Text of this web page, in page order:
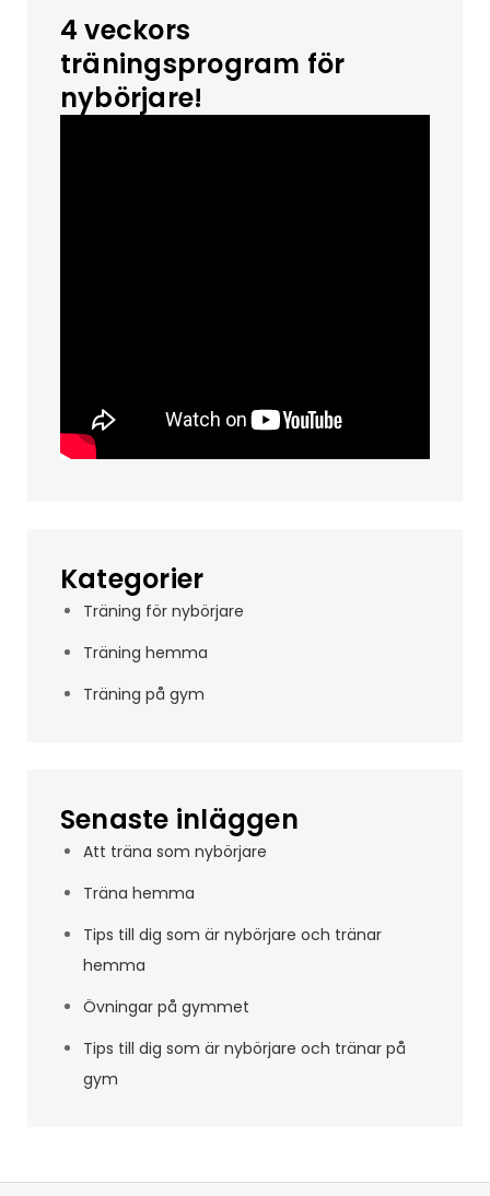
4 veckors
träningsprogram för
nybörjare!
Kategorier
Träning för nybörjare
Träning hemma
Träning på gym
Senaste inläggen
Att träna som nybörjare
Träna hemma
Tips till dig som är nybörjare och tränar
hemma
Övningar på gymmet
Tips till dig som är nybörjare och tränar på
gym